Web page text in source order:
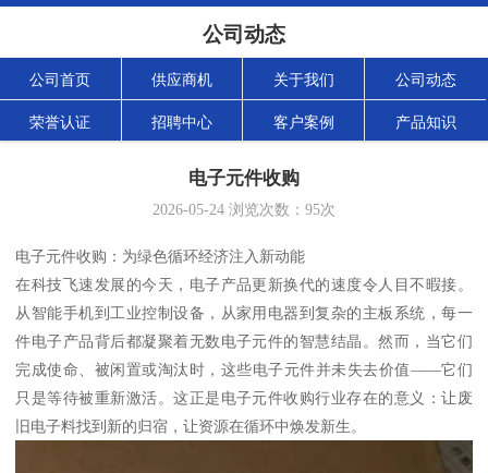
公司动态
公司首页 供应商机 关于我们 公司动态
荣誉认证 招聘中心 客户案例 产品知识
电子元件收购
2026-05-24 浏览次数： 95次
电子元件收购：为绿色循环经济注入新动能
在科技飞速发展的今天，电子产品更新换代的速度令人目不暇接。
从智能手机到工业控制设备，从家用电器到复杂的主板系统，每一
件电子产品背后都凝聚着无数电子元件的智慧结晶。然而，当它们
完成使命、被闲置或淘汰时，这些电子元件并未失去价值——它们
只是等待被重新激活。这正是电子元件收购行业存在的意义：让废
旧电子料找到新的归宿，让资源在循环中焕发新生。